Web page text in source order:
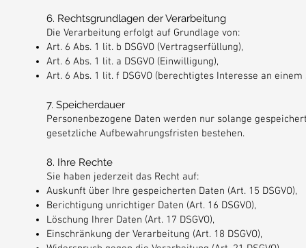
6. Rechtsgrundlagen der Verarbeitung
Die Verarbeitung erfolgt auf Grundlage von:
Art. 6 Abs. 1 lit. b DSGVO (Vertragserfüllung),
Art. 6 Abs. 1 lit. a DSGVO (Einwilligung),
Art. 6 Abs. 1 lit. f DSGVO (berechtigtes Interesse an
7. Speicherdauer
Personenbezogene Daten werden nur solange
gesetzliche Aufbewahrungsfristen bestehen.
8. Ihre Rechte
Sie haben jederzeit das Recht auf:
Auskunft über Ihre gespeicherten Daten (Art. 15 DSGVO),
Berichtigung unrichtiger Daten (Art. 16 DSGVO),
Löschung Ihrer Daten (Art. 17 DSGVO),
Einschränkung der Verarbeitung (Art. 18 DSGVO),